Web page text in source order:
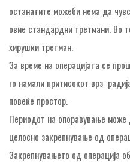
останатите можеби нема да
овие стандардни третмани. Во
хирушки третман.
За време на операцијата се
го намали притисокот врз
повеќе простор.
Периодот на опоравување
целосно закрепнување од
Закрепнувањето од операција